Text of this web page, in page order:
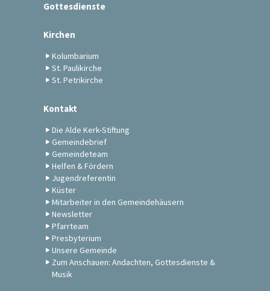
Gottesdienste
Kirchen
Kolumbarium
St. Paulikirche
St. Petrikirche
Kontakt
Die Alde Kerk-Stiftung
Gemeindebrief
Gemeindeteam
Helfen & Fördern
Jugendreferentin
Küster
Mitarbeiter in den Gemeindehäusern
Newsletter
Pfarrteam
Presbyterium
Unsere Gemeinde
Zum Anschauen: Andachten, Gottesdienste &
Musik